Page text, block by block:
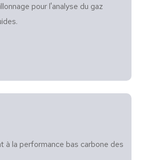
pour l'analyse du gaz
à la performance bas carbone des